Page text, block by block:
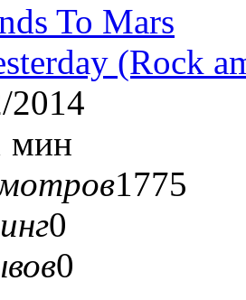
To Mars
(Rock
2014
мин
1775
0
0